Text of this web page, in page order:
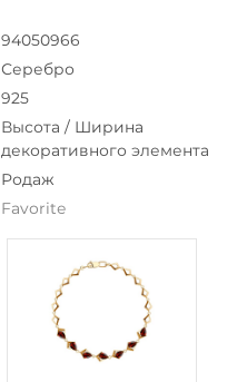
94050966
Серебро
925
Высота / Ширина
декоративного элемента
Родаж
Favorite